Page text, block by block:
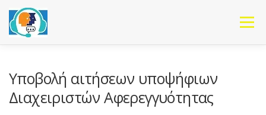
Skip to content
Menu
Υποβολή αιτήσεων υποψήφιων
Διαχειριστών Αφερεγγυότητας